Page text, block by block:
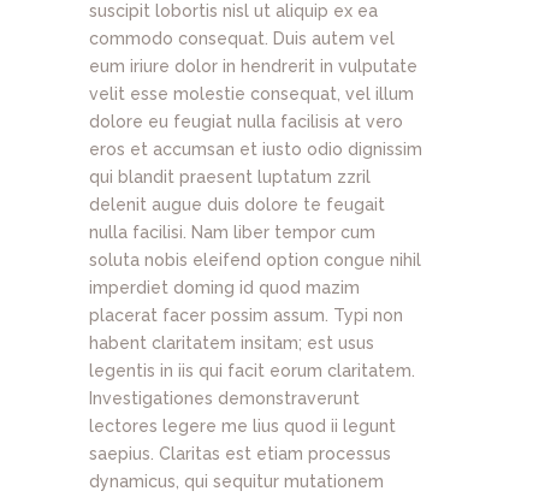
suscipit lobortis nisl ut aliquip ex ea
commodo consequat. Duis autem vel
eum iriure dolor in hendrerit in vulputate
velit esse molestie consequat, vel illum
dolore eu feugiat nulla facilisis at vero
eros et accumsan et iusto odio dignissim
qui blandit praesent luptatum zzril
delenit augue duis dolore te feugait
nulla facilisi. Nam liber tempor cum
soluta nobis eleifend option congue nihil
imperdiet doming id quod mazim
placerat facer possim assum. Typi non
habent claritatem insitam; est usus
legentis in iis qui facit eorum claritatem.
Investigationes demonstraverunt
lectores legere me lius quod ii legunt
saepius. Claritas est etiam processus
dynamicus, qui sequitur mutationem